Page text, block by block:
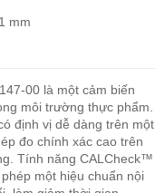
mm
00 là một cảm biến
môi trường thực phẩm.
định vị dễ dàng trên một
đo chính xác cao trên
Tính năng CALCheck™
một hiệu chuẩn nội